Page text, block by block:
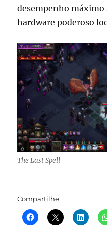
desempenho máximo
hardware poderoso
The Last Spell
Compartilhe: